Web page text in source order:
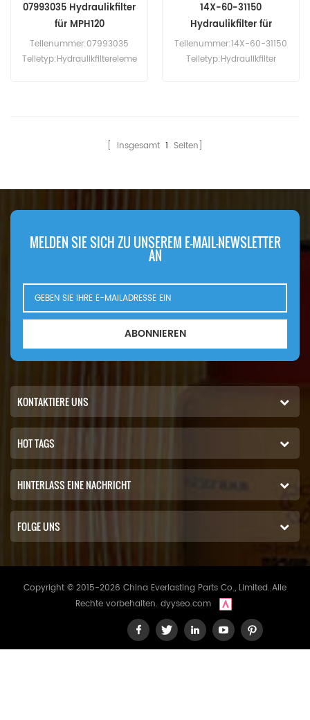
07993035 Hydraulikfilter
für MPH120
Teilenummer:07993035
Teiletyp:Hydraulikfiltereleme
14X-60-31150
Hydraulikfilter für
D65PX16
Teilenummer:14X-60-31150
Teiletyp:Hydraulikfilter
WA380-6Z WA380-8E0
[ Insgesamt 1 Seiten]
MELDEN SIE SICH ZU UNSEREM E-MAIL-NEWSLETTER
AN
ABONNIEREN
KONTAKTIERE UNS
HOT TAGS
HINTERLASS EINE NACHRICHT
FOLGE UNS
Copyright © 2015-2026 China Everlasting Parts Co., Limited..Alle
Rechte vorbehalten. dyyseo.com